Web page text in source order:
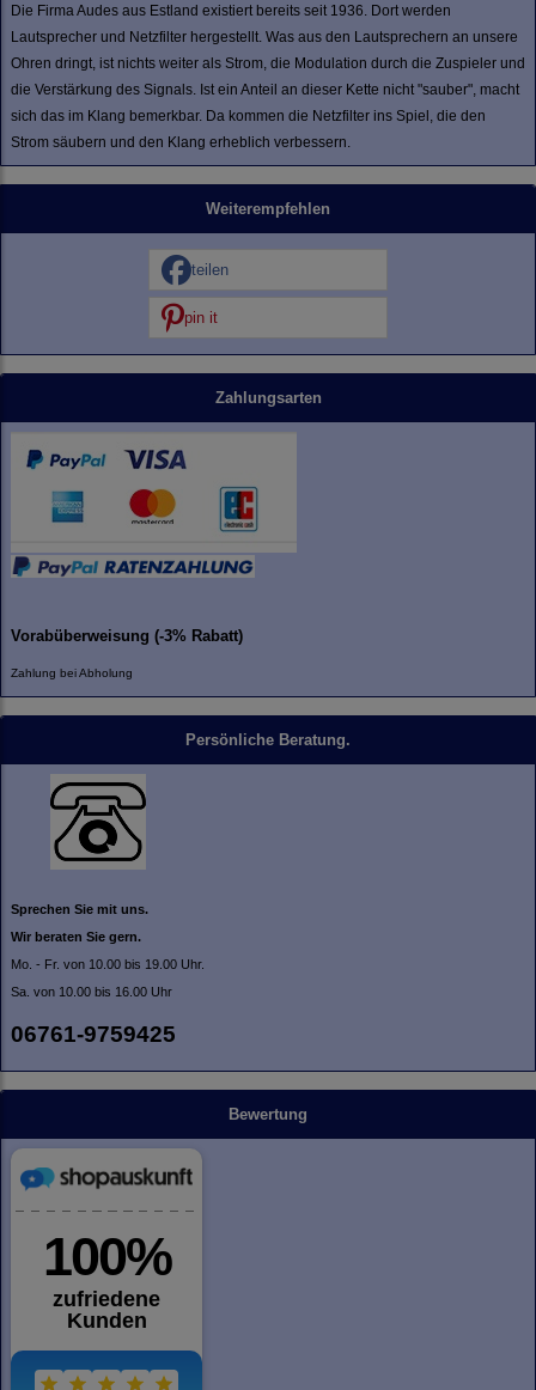
Die Firma Audes aus Estland existiert bereits seit 1936. Dort werden
Lautsprecher und Netzfilter hergestellt. Was aus den Lautsprechern an unsere
Ohren dringt, ist nichts weiter als Strom, die Modulation durch die Zuspieler und
die Verstärkung des Signals. Ist ein Anteil an dieser Kette nicht "sauber", macht
sich das im Klang bemerkbar. Da kommen die Netzfilter ins Spiel, die den
Strom säubern und den Klang erheblich verbessern.
Weiterempfehlen
teilen
pin it
Zahlungsarten
Vorabüberweisung (-3% Rabatt)
Zahlung bei Abholung
Persönliche Beratung.
Sprechen Sie mit uns.
Wir beraten Sie gern.
Mo. - Fr. von 10.00 bis 19.00 Uhr.
Sa. von 10.00 bis 16.00 Uhr
06761-9759425
Bewertung